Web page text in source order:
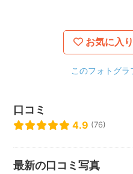
お宮参りや七五三でのご両家
当てはまりません。
お宮参り用の掛け着を撮影前
予約となります。
詳しくはお問い合わせ下さい。
施設によっては入場料や撮影
お気に入
このフォトグ
口コミ
4.9 (76)
最新の口コミ写真